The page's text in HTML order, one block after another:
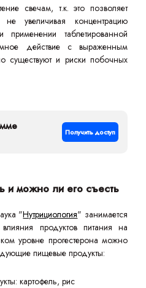
свечам, т.к. это позволяет
увеличивая концентрацию
таблетированной
действие с выраженным
существуют и риски побочных
Получить доступ
и можно ли его съесть
"Нутрициология" занимается
продуктов питания на
уровне прогестерона можно
пищевые продукты:
картофель, рис